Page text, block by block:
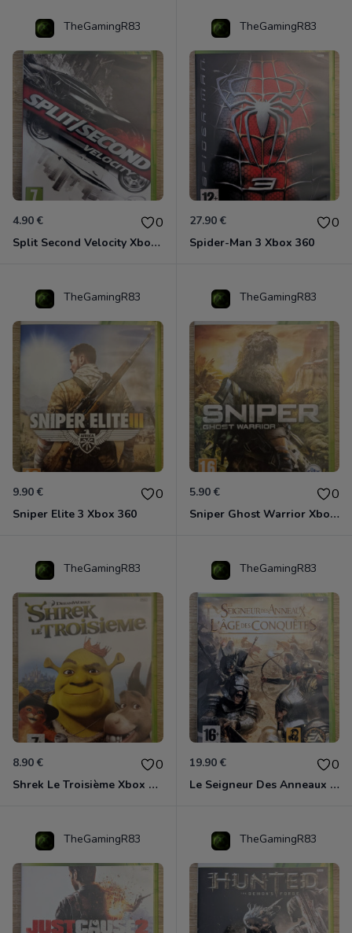
TheGamingR83
4.90 € 0
Split Second Velocity Xbox 360
TheGamingR83
27.90 € 0
Spider-Man 3 Xbox 360
TheGamingR83
9.90 € 0
Sniper Elite 3 Xbox 360
TheGamingR83
5.90 € 0
Sniper Ghost Warrior Xbox 360
TheGamingR83
8.90 € 0
Shrek Le Troisième Xbox 360
TheGamingR83
19.90 € 0
Le Seigneur Des Anneaux - L'âge Des Conquêtes Xbox 360
TheGamingR83 TheGamingR83